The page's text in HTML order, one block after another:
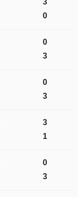
0
0
3
0
3
3
1
0
3